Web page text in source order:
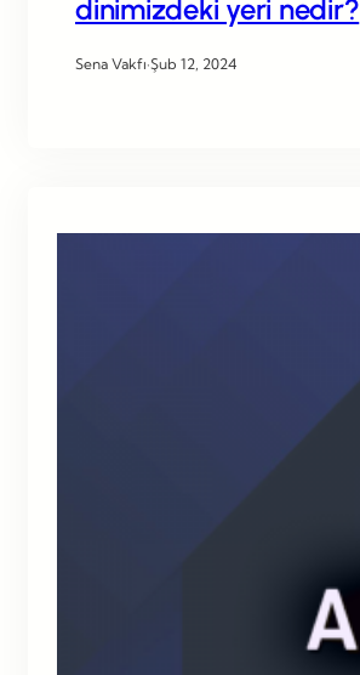
dinimizdeki yeri nedir?
Sena Vakfı·Şub 12, 2024